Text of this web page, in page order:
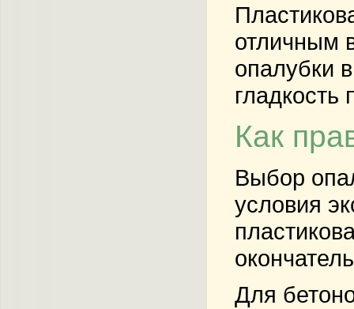
отличным
опалубки
гладкость
Как
Выбор
условия
Для